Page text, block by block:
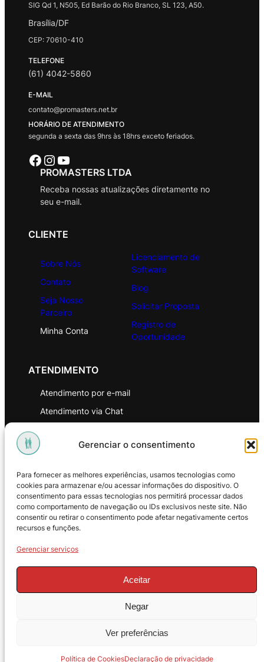
Gerenciar o consentimento
Para fornecer as melhores experiências, usamos tecnologias como
cookies para armazenar e/ou acessar informações do dispositivo. O
consentimento para essas tecnologias nos permitirá processar dados
como comportamento de navegação ou IDs exclusivos neste site. Não
consentir ou retirar o consentimento pode afetar negativamente certos
recursos e funções.
Gerenciar serviços
Aceitar
Negar
Ver preferências
Política de CookiesDeclaração de privacidade
SIG Qd 1, N505, Ed Barão do Rio Branco, SL 123, A50.
Brasília/DF
CEP: 70610-410
TELEFONE
(61) 4042-5860
E-MAIL
contato@promasters.net.br
HORÁRIO DE ATENDIMENTO
segunda a sexta das 9hrs às 18hrs exceto feriados.
Facebook Instagram Youtube
PROMASTERS LTDA
Receba nossas atualizações diretamente no
seu e-mail.
CLIENTE
Sobre Nós
Contato
Seja Nosso
Parceiro
Minha Conta
Licenciamento de
Software
Blog
Solicitar Proposta
Registro de
Oportunidade
ATENDIMENTO
Atendimento por e-mail
Atendimento via Chat
Política de Privacidade
Política de Troca e Devoluções
Política de Reembolso
18.269.230/0001-16. Todos os direitos